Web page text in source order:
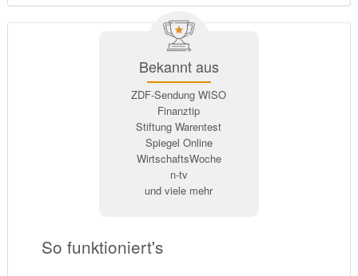
Bekannt aus
ZDF-Sendung WISO
Finanztip
Stiftung Warentest
Spiegel Online
WirtschaftsWoche
n-tv
und viele mehr
So funktioniert's